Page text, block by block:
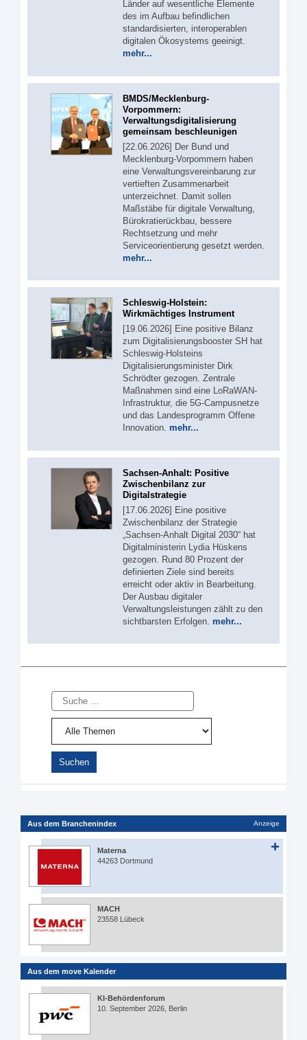
Länder auf wesentliche Elemente
des im Aufbau befindlichen
standardisierten, interoperablen
digitalen Ökosystems geeinigt.
mehr...
BMDS/Mecklenburg-
Vorpommern:
Verwaltungsdigitalisierung
gemeinsam beschleunigen
[22.06.2026] Der Bund und
Mecklenburg-Vorpommern haben
eine Verwaltungsvereinbarung zur
vertieften Zusammenarbeit
unterzeichnet. Damit sollen
Maßstäbe für digitale Verwaltung,
Bürokratierückbau, bessere
Rechtsetzung und mehr
Serviceorientierung gesetzt werden.
mehr...
Schleswig-Holstein:
Wirkmächtiges Instrument
[19.06.2026] Eine positive Bilanz
zum Digitalisierungsbooster SH hat
Schleswig-Holsteins
Digitalisierungsminister Dirk
Schrödter gezogen. Zentrale
Maßnahmen sind eine LoRaWAN-
Infrastruktur, die 5G-Campusnetze
und das Landesprogramm Offene
Innovation. mehr...
Sachsen-Anhalt: Positive
Zwischenbilanz zur
Digitalstrategie
[17.06.2026] Eine positive
Zwischenbilanz der Strategie
„Sachsen-Anhalt Digital 2030“ hat
Digitalministerin Lydia Hüskens
gezogen. Rund 80 Prozent der
definierten Ziele sind bereits
erreicht oder aktiv in Bearbeitung.
Der Ausbau digitaler
Verwaltungsleistungen zählt zu den
sichtbarsten Erfolgen. mehr...
Suche
Aus dem Branchenindex Anzeige
Materna
44263 Dortmund
MACH
23558 Lübeck
Aus dem move Kalender
KI-Behördenforum
10. September 2026, Berlin